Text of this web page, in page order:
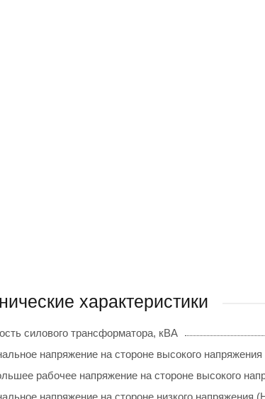
характеристики
силового трансформатора, кВА
напряжение на стороне высокого
рабочее напряжение на стороне высокого
напряжение на стороне низкого напряжения